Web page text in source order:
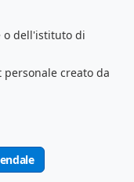
o dell'istituto di
creato da